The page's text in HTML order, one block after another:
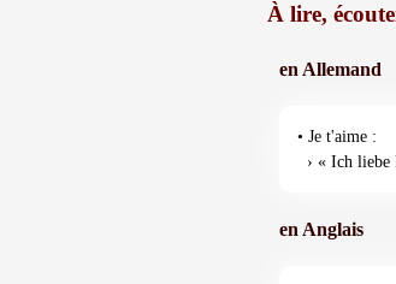
À lire,
en Allemand
• Je t'aime :
› « Ich liebe
en Anglais